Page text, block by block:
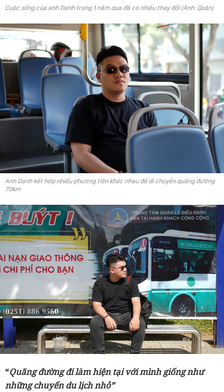
Cuộc sống của anh Danh trong 1 năm qua đã có nhiều thay đổi (Ảnh: Quân)
Anh Danh kết hợp nhiều phương tiện khác nhau để di chuyển quãng đường
70km
“Quãng đường đi làm hiện tại với mình giống như
những chuyến du lịch nhỏ”